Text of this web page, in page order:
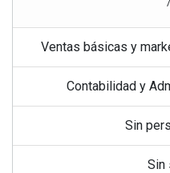
Ventas básicas y
Contabilidad y
Sin
Sin